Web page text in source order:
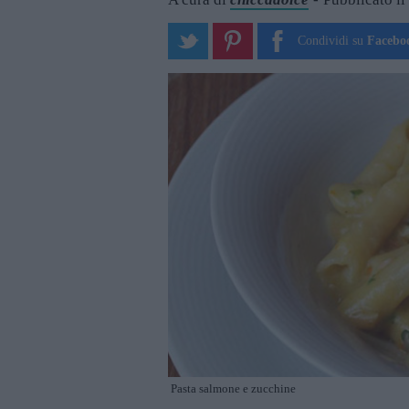
Condividi su
Pasta salmone e zucchine